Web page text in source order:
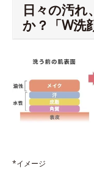
日々の汚
か？「W洗
*イメージ